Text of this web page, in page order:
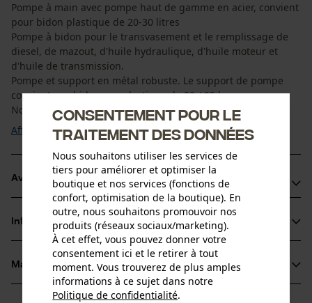
Pompe à main avec pompe haut de gamme en acier, convient
pour bidon plastique de 20-30 litres
Pompe à bidon pour le transvasement et le remplissage de
diesel, de mazout, d'huile hydraulique, d'huile moteur et
d'huile de transmission.
Pompe et support en métal robuste. Le support de pompe
convient aux bidons en plastique de 20 / 25 l.
Nous excluons expressément toute autre ...
Afficher plus
Avantages du produit
Pompe haut de gamme en acier
Livré avec 1, 5 m de flexible pour robinet d'arrêt à boisseau
sphérique
Adaptateur de raccordement
Informations sur le produit
Détails du produit
Matériau & entretien
Consentement pour le
traitement des données
Nous souhaitons utiliser les services de
tiers pour améliorer et optimiser la
boutique et nos services (fonctions de
confort, optimisation de la boutique). En
outre, nous souhaitons promouvoir nos
produits (réseaux sociaux/marketing).
À cet effet, vous pouvez donner votre
consentement ici et le retirer à tout
moment. Vous trouverez de plus amples
informations à ce sujet dans notre
Politique de confidentialité.